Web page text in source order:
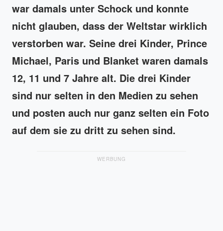
war damals unter Schock und konnte
nicht glauben, dass der Weltstar wirklich
verstorben war. Seine drei Kinder, Prince
Michael, Paris und Blanket waren damals
12, 11 und 7 Jahre alt. Die drei Kinder
sind nur selten in den Medien zu sehen
und posten auch nur ganz selten ein Foto
auf dem sie zu dritt zu sehen sind.
WERBUNG